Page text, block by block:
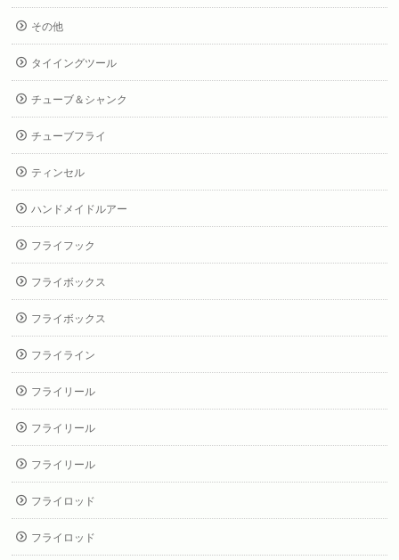
その他
タイイングツール
チューブ＆シャンク
チューブフライ
ティンセル
ハンドメイドルアー
フライフック
フライボックス
フライボックス
フライライン
フライリール
フライリール
フライリール
フライロッド
フライロッド